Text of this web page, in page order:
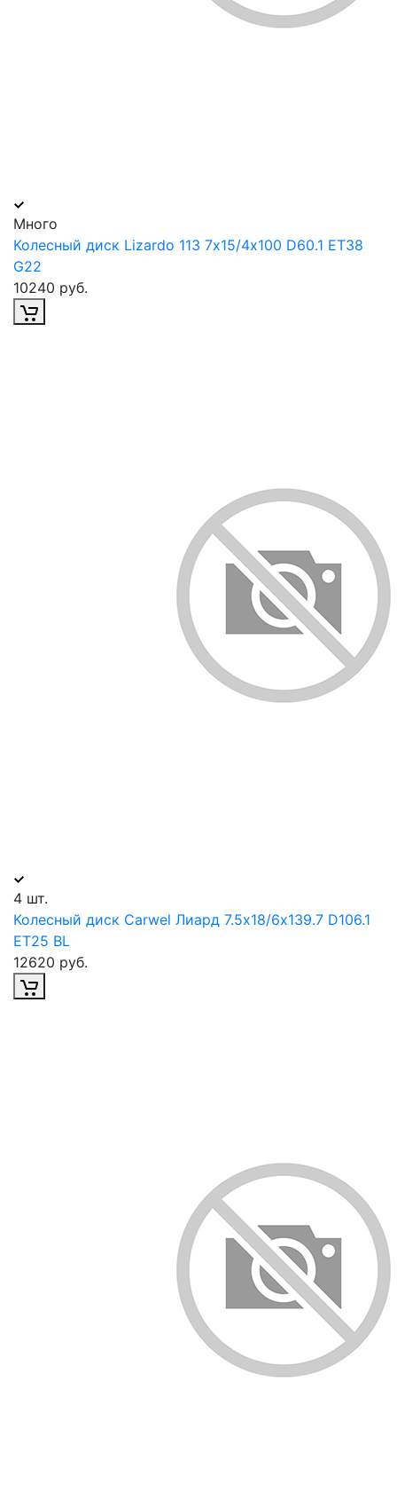
Много
Колесный диск Lizardo 113 7х15/4х100 D60.1 ET38
G22
10240 руб.
4 шт.
Колесный диск Carwel Лиард 7.5х18/6х139.7 D106.1
ET25 BL
12620 руб.